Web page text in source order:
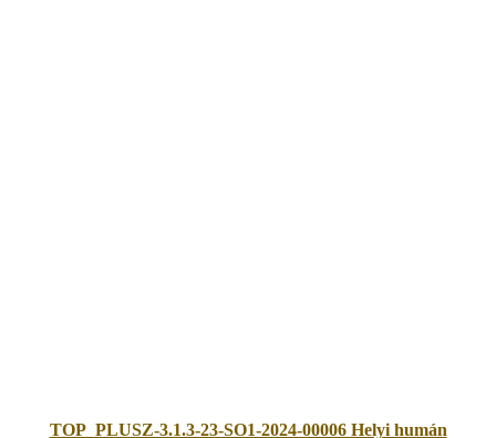
TOP_PLUSZ-3.1.3-23-SO1-2024-00006 Helyi humán